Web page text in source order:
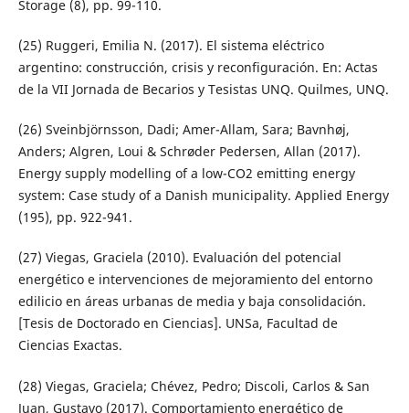
Storage (8), pp. 99-110.
(25) Ruggeri, Emilia N. (2017). El sistema eléctrico
argentino: construcción, crisis y reconfiguración. En: Actas
de la VII Jornada de Becarios y Tesistas UNQ. Quilmes, UNQ.
(26) Sveinbjörnsson, Dadi; Amer-Allam, Sara; Bavnhøj,
Anders; Algren, Loui & Schrøder Pedersen, Allan (2017).
Energy supply modelling of a low-CO2 emitting energy
system: Case study of a Danish municipality. Applied Energy
(195), pp. 922-941.
(27) Viegas, Graciela (2010). Evaluación del potencial
energético e intervenciones de mejoramiento del entorno
edilicio en áreas urbanas de media y baja consolidación.
[Tesis de Doctorado en Ciencias]. UNSa, Facultad de
Ciencias Exactas.
(28) Viegas, Graciela; Chévez, Pedro; Discoli, Carlos & San
Juan, Gustavo (2017). Comportamiento energético de